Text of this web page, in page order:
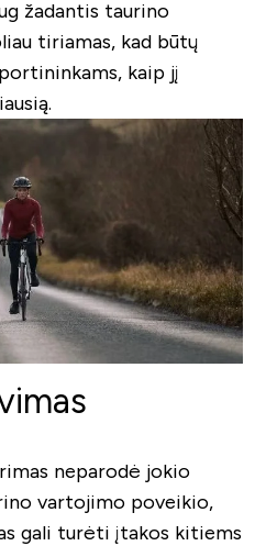
žadantis taurino
tiriamas, kad būtų
kaip jį
neparodė jokio
vartojimo poveikio,
gali turėti įtakos kitiems